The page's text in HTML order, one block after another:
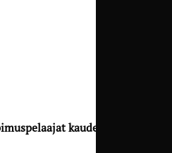
kaudelle